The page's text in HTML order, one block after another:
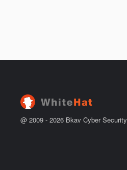
@ 2009 - 2026 Bkav Cyber Security